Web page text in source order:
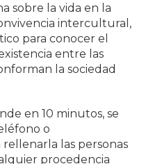
sobre la vida en la
intercultural,
para conocer el
entre las
la sociedad
en 10 minutos, se
o
las personas
procedencia